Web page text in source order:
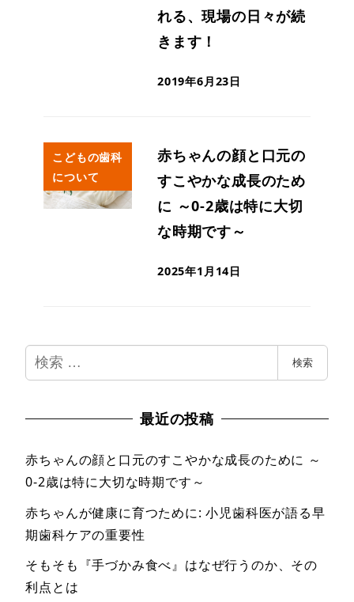
れる、現場の日々が続
きます！
2019年6月23日
こどもの歯科
について
赤ちゃんの顔と口元の
すこやかな成長のため
に ～0-2歳は特に大切
な時期です～
2025年1月14日
検
索
検索
最近の投稿
赤ちゃんの顔と口元のすこやかな成長のために ～
0-2歳は特に大切な時期です～
赤ちゃんが健康に育つために: 小児歯科医が語る早
期歯科ケアの重要性
そもそも『手づかみ食べ』はなぜ行うのか、その
利点とは